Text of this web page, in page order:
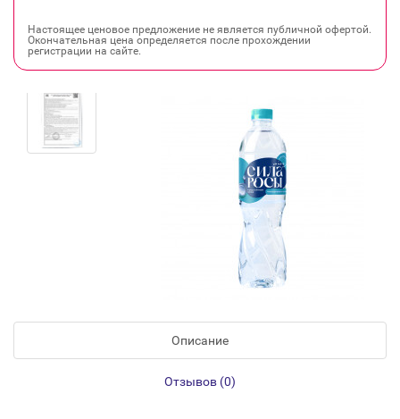
Настоящее ценовое предложение не является публичной офертой.
Окончательная цена определяется после прохождении
регистрации на сайте.
Описание
Отзывов (0)